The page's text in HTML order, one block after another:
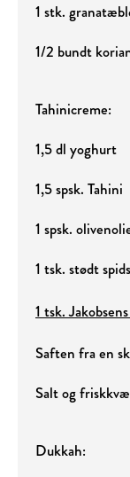
1 stk.
1/2 bundt
Tahinicreme:
1,5 dl yoghurt
1,5 spsk. Tahini
1 spsk.
1 tsk. stødt
1 tsk.
Saften fra en
Salt og
Dukkah: